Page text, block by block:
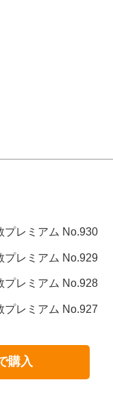
プレミアム No.930
プレミアム No.929
プレミアム No.928
プレミアム No.927
購入